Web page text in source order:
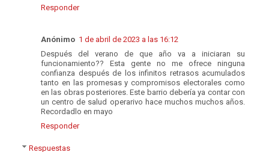
Responder
Anónimo 1 de abril de 2023 a las 16:12
Después del verano de que año va a iniciaran su
funcionamiento?? Esta gente no me ofrece ninguna
confianza después de los infinitos retrasos acumulados
tanto en las promesas y compromisos electorales como
en las obras posteriores. Este barrio debería ya contar con
un centro de salud operarivo hace muchos muchos años.
Recordadlo en mayo
Responder
Respuestas